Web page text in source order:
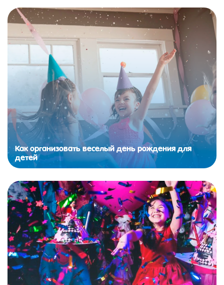
Как организовать веселый день рождения для
детей